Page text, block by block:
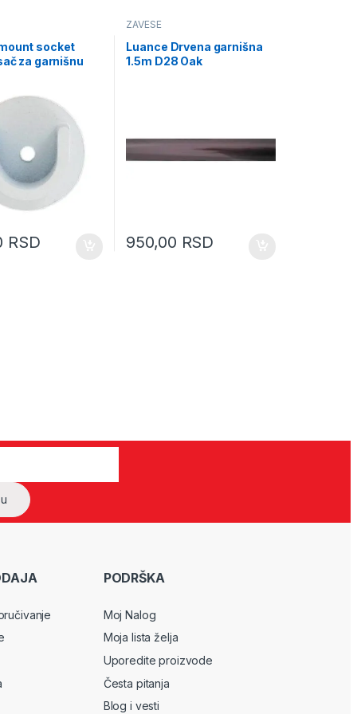
socket
za garnišnu
RSD
ZAVESE
Luance Drvena garnišna
1.5m D28 Oak
950,00 RSD
PODRŠKA
Moj Nalog
Moja lista želja
Uporedite proizvode
Česta pitanja
Blog i vesti